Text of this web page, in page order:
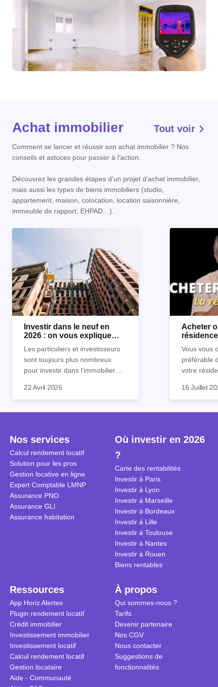
Achat immobilier Tout voir
Comment se lancer et réussir son achat immobilier ? Nos
conseils et astuces pour passer à l’action.
Découvrez les grandes étapes d’un projet d’achat immobilier,
mais aussi les types de biens immobiliers (studio,
appartement, maison, colocation, location saisonnière,
immeuble de rapport, EHPAD…).
Investir dans le neuf en
2026 : on vous explique
Les particuliers et investisseurs
sont toujours plus nombreux
pour investir dans l’immobilier
nombreux avantages à choisir ce
expliquons tout dans cet article.
22 Avril 2026
Acheter
Vous vous
préférable
votre
pour
la règle
secondes
fenêtres"
sécuriser
16 Juillet
Nos services
Calcul rendement locatif
Solution pour les pros
Gestion locative en ligne
Expert Comptable LMNP
Assurance PNO
Assurance GLI
Assurance habitation
Où investir en 2026
?
Carte des rentabilités
Investir à Paris
Investir à Lyon
Investir à Marseille
Investir à Bordeaux
Investir à Lille
Investir à Toulouse
Investir à Nantes
Investir à Rouen
Biens rentables
Ressources
App Horiz Alertes
Plugin rendement locatif
Crédit immobilier
Investissement immobilier
Investissement locatif
Calcul rendement locatif
Gestion locataire
Aide - Communauté
À propos
Qui sommes-nous ?
Tarifs
Devenir partenaire
Nos CGV
Nous contacter
Suggestions de
fonctionnalités